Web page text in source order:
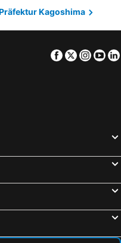
Roynet Hotel Kagoshima Tenmonkan PREMIER
na Hotel Premier Kagoshima Tenmonkan
텔 썬플렉스 가고시마
Hotel Kagoshima
Kagoshima
Facebook
Twitter